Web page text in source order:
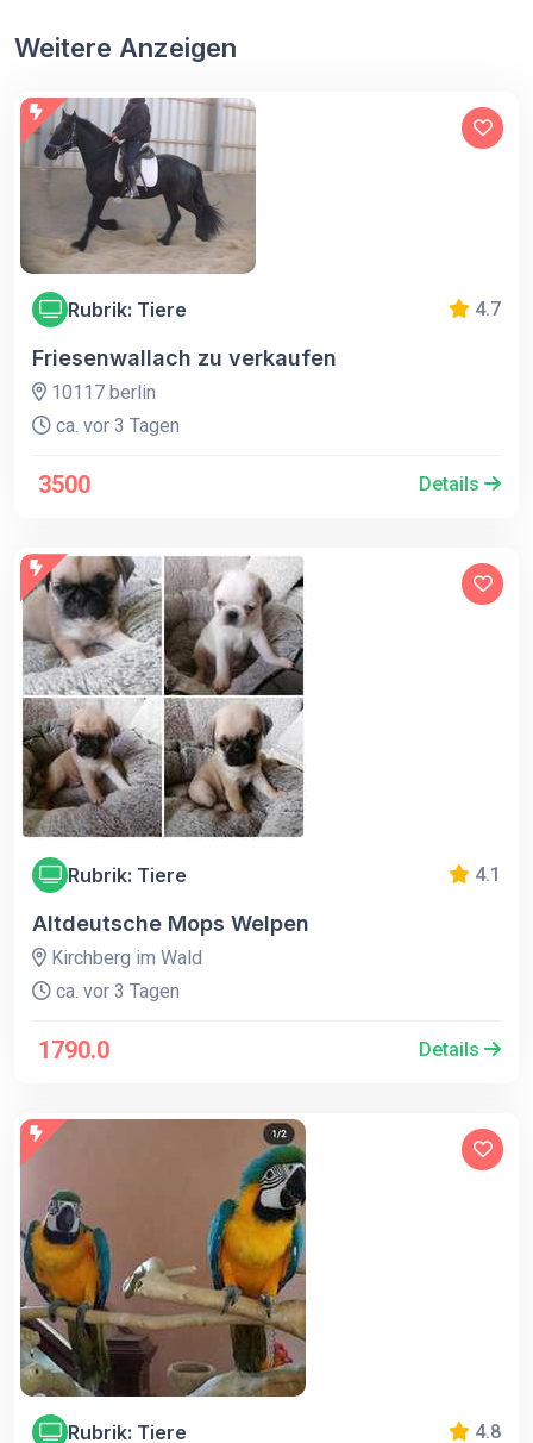
Weitere Anzeigen
Rubrik: Tiere 4.7
Friesenwallach zu verkaufen
10117 berlin
ca. vor 3 Tagen
3500 Details
Rubrik: Tiere 4.1
Altdeutsche Mops Welpen
Kirchberg im Wald
ca. vor 3 Tagen
1790.0 Details
Rubrik: Tiere 4.8